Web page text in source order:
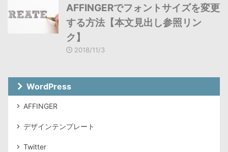
AFFINGERでフォントサイズを変更
する方法【本文見出し参照リン
ク】
2018/11/3
WordPress
AFFINGER
デザインテンプレート
Twitter